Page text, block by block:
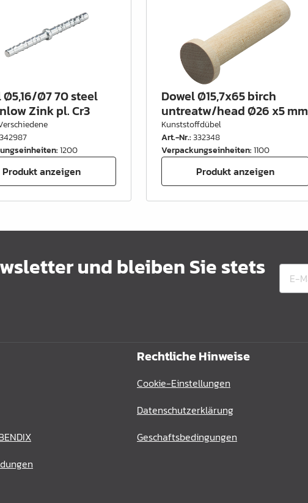
Ø5,16/Ø7 70 steel
Zink pl. Cr3
342987
:1200
Produkt anzeigen
Dowel Ø15,7x65 birch
untreatw/head Ø26 x5 mm
Kunststoffdübel
Art.-Nr.:332348
Verpackungseinheiten:1100
Produkt anzeigen
und bleiben Sie stets
Rechtliche Hinweise
Cookie-Einstellungen
Datenschutzerklärung
Geschaftsbedingungen